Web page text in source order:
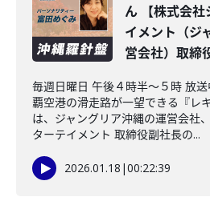
ん 【株式会
イメント（ジ
営会社）取締
毎週日曜日 午後４時半～５時 放
覇空港の滑走路が一望できる『レ
は、ジャングリア沖縄の運営会社
ターテイメント 取締役副社長の...
2026.01.18 |00:22:39